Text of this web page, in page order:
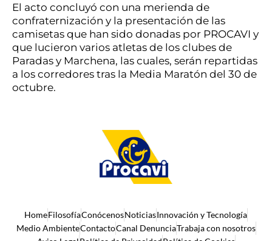
El acto concluyó con una merienda de
confraternización y la presentación de las
camisetas que han sido donadas por PROCAVI y
que lucieron varios atletas de los clubes de
Paradas y Marchena, las cuales, serán repartidas
a los corredores tras la Media Maratón del 30 de
octubre.
HomeFilosofíaConócenosNoticiasInnovación y Tecnología
Medio AmbienteContactoCanal DenunciaTrabaja con nosotros